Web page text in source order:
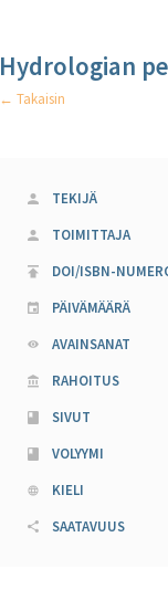
Hydrologian
← Takaisin
TEKIJÄ
TOIMITTAJA
DOI/ISBN-
PÄIVÄMÄÄRÄ
AVAINSANAT
RAHOITUS
SIVUT
VOLYYMI
KIELI
SAATAVUUS